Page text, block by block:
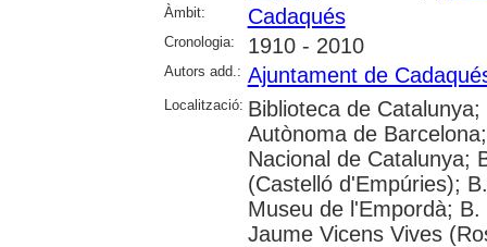
Àmbit: Cadaqués
Cronologia: 1910 - 2010
Autors add.: Ajuntament de
Localització: Biblioteca de
Autònoma de
Nacional de Catalunya;
(Castelló d'Empúries);
Museu de l'Empordà;
Jaume Vicens Vives